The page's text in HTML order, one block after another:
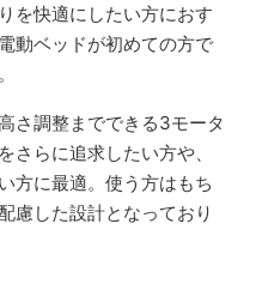
を快適にしたい方におす
動ベッドが初めての方で
さ調整までできる3モータ
さらに追求したい方や、
方に最適。使う方はもち
慮した設計となっており